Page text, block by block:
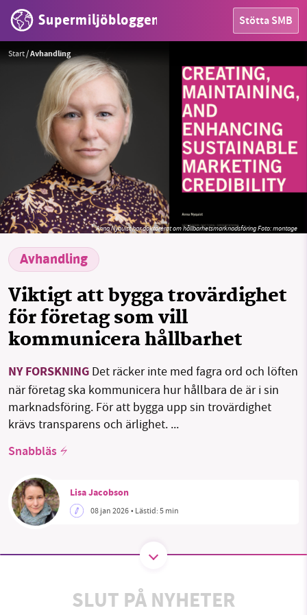
Supermiljöbloggen Stötta SMB
OMRÅDEN
MILJÖFAKTA
OM OSS
Sök Sparade inlägg Tipsa oss
Facebook Instagram BlueSky
Threads
Start/Avhandling
Avhandling
Viktigt att bygga trovärdighet
för företag som vill
kommunicera hållbarhet
NY FORSKNING Det räcker inte med fagra ord och löften
när företag ska kommunicera hur hållbara de är i sin
marknadsföring. För att bygga upp sin trovärdighet
krävs transparens och ärlighet. ...
Snabbläs
Lisa Jacobson
08 jan 2026• Lästid:5 min
Anna Nyquist har doktorerat om hållbarhetsmarknadsföringFoto:montage
SLUT PÅ NYHETER
SMB kämpar för en hållbar framtid. Sedan
starten 2010 har vår ideella redaktion drivit
miljödebatten framåt genom
nyhetsbevakning och granskningar. Nu vill vi
utveckla vårt arbete – och vi hoppas att du
Stötta vårt arbete genom att swisha en slant till
1231368703